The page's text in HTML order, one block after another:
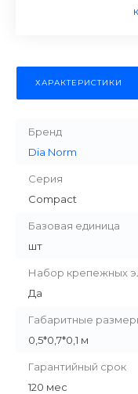
ХАРАКТЕРИСТИКИ
Бренд
Dia Norm
Серия
Compact
Базовая единица
шт
Набор крепежных
Да
Габаритные
0,5*0,7*0,1 м
Гарантийный срок
120 мес